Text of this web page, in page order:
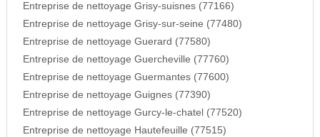
Entreprise de nettoyage Grisy-suisnes (77166)
Entreprise de nettoyage Grisy-sur-seine (77480)
Entreprise de nettoyage Guerard (77580)
Entreprise de nettoyage Guercheville (77760)
Entreprise de nettoyage Guermantes (77600)
Entreprise de nettoyage Guignes (77390)
Entreprise de nettoyage Gurcy-le-chatel (77520)
Entreprise de nettoyage Hautefeuille (77515)